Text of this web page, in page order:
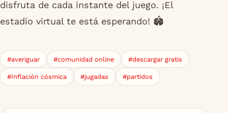
disfruta de cada instante del juego. ¡El
estadio virtual te está esperando! 🏟️
#averiguar #comunidad online #descargar gratis
#Inflación cósmica #jugadas #partidos